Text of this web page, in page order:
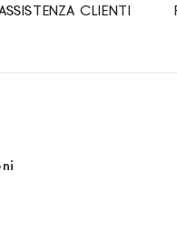
CLIENTI